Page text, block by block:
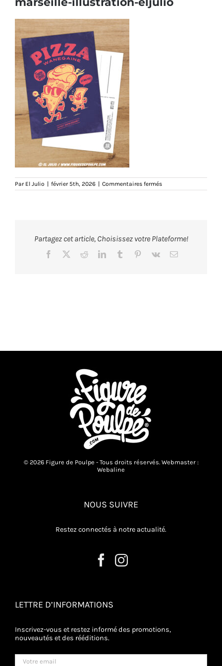
Par El Julio février 5th, 2026 Commentaires ferméssur
pw-
Partagez cet article, Choisissez votre Plateforme!
Facebook RedditLinkedInTumblr Pinterest
Vk Email
© 2026 Figure de Poulpe - Tous droits réservés. Webmaster :
Webaline
NOUS SUIVRE
Restez connectés à notre actualité.
LETTRE D’INFORMATIONS
Inscrivez-vous et restez informé des promotions,
nouveautés et des rééditions.